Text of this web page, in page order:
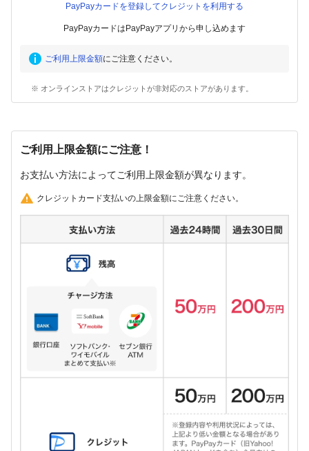
PayPayカードを登録してクレジットを利用する
PayPayカードはPayPayアプリから申し込めます
ご利用上限金額にご注意ください。
※ オンラインストアはクレジットが非対応のストアがあります。
ご利用上限金額にご注意！
お支払い方法によってご利用上限金額が異なります。
クレジットカード支払いの上限金額にご注意ください。